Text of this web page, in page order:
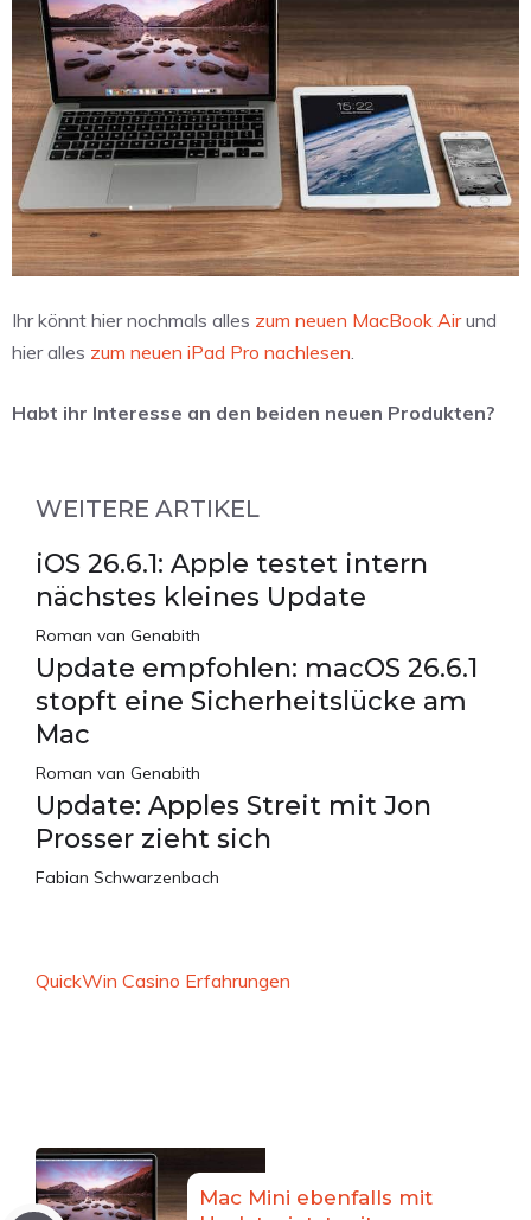
Ihr könnt hier nochmals alles zum neuen MacBook Airund
hier alles zum neuen iPad Pro nachlesen.
Habt ihr Interesse an den beiden neuen Produkten?
WEITERE ARTIKEL
iOS 26.6.1: Apple testet intern
nächstes kleines Update
Roman van Genabith
Update empfohlen: macOS 26.6.1
stopft eine Sicherheitslücke am
Mac
Roman van Genabith
Update: Apples Streit mit Jon
Prosser zieht sich
Fabian Schwarzenbach
QuickWin Casino Erfahrungen
Mac Mini ebenfalls mit